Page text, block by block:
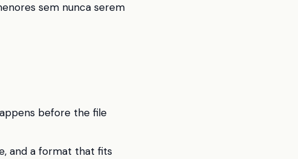
sem nunca serem
before the file
and a format that fits